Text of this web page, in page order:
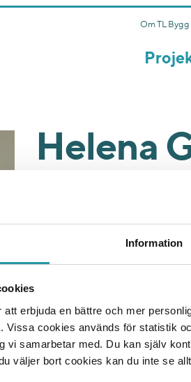
Information
erbjuda en bättre och mer
Vissa cookies används för statistik
vi samarbetar med. Du kan själv
väljer bort cookies kan du inte se
Om TL Bygg
Helena
Skicka E-post